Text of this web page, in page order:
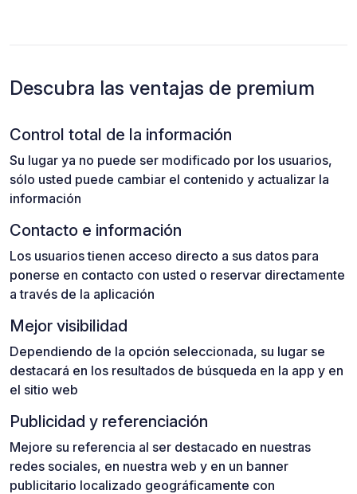
Descubra las ventajas de premium
Control total de la información
Su lugar ya no puede ser modificado por los usuarios,
sólo usted puede cambiar el contenido y actualizar la
información
Contacto e información
Los usuarios tienen acceso directo a sus datos para
ponerse en contacto con usted o reservar directamente
a través de la aplicación
Mejor visibilidad
Dependiendo de la opción seleccionada, su lugar se
destacará en los resultados de búsqueda en la app y en
el sitio web
Publicidad y referenciación
Mejore su referencia al ser destacado en nuestras
redes sociales, en nuestra web y en un banner
publicitario localizado geográficamente con